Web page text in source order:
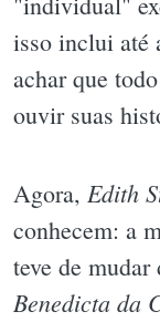
isso inclui até
achar que
ouvir suas
Agora, Edith
conhecem: a
teve de mudar
Benedicta da